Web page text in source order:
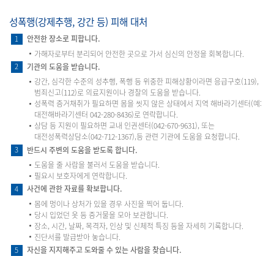
성폭행(강제추행, 강간 등) 피해 대처
1
안전한 장소로 피합니다.
가해자로부터 분리되어 안전한 곳으로 가서 심신의 안정을 회복합니다.
2
기관의 도움을 받습니다.
강간, 심각한 수준의 성추행, 폭행 등 위중한 피해상황이라면 응급구호(119),
범죄신고(112)로 의료지원이나 경찰의 도움을 받습니다.
성폭력 증거채취가 필요하면 몸을 씻지 않은 상태에서 지역 해바라기센터(예:
대전해바라기센터 042-280-8436)로 연락합니다.
상담 등 지원이 필요하면 교내 인권센터(042-670-9631), 또는
대전성폭력상담소(042-712-1367),등 관련 기관에 도움을 요청합니다.
3
반드시 주변의 도움을 받도록 합니다.
도움을 줄 사람을 불러서 도움을 받습니다.
필요시 보호자에게 연락합니다.
4
사건에 관한 자료를 확보합니다.
몸에 멍이나 상처가 있을 경우 사진을 찍어 둡니다.
당시 입었던 옷 등 증거물을 모아 보관합니다.
장소, 시간, 날짜, 목격자, 인상 및 신체적 특징 등을 자세히 기록합니다.
진단서를 발급받아 놓습니다.
5
자신을 지지해주고 도와줄 수 있는 사람을 찾습니다.